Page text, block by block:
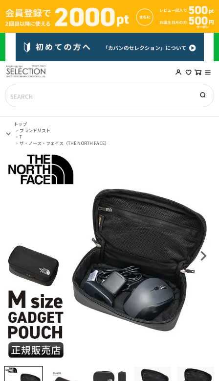
トップ
ブランドリスト
T
ザ・ノース・フェイス（THE NORTH FACE）